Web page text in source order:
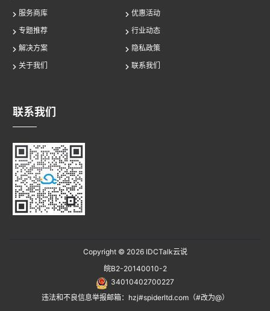
服务商库
优惠活动
专题推荐
行业动态
解决方案
隐私政策
关于我们
联系我们
联系我们
Copyright © 2026IDCTalk云说
皖B2-20140010-2
34010402700227
违法和不良信息举报邮箱：hzj#spiderltd.com（#改为@）